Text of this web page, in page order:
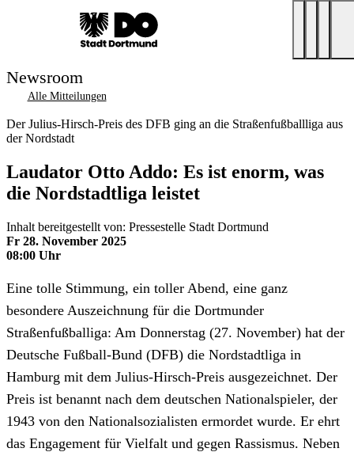
Newsroom
Alle Mitteilungen
Der Julius-Hirsch-Preis des DFB ging an die Straßenfußballliga aus
der Nordstadt
Laudator Otto Addo: Es ist enorm, was
die Nordstadtliga leistet
Inhalt bereitgestellt von: Pressestelle Stadt Dortmund
Fr 28. November 2025
08:00 Uhr
Eine tolle Stimmung, ein toller Abend, eine ganz
besondere Auszeichnung für die Dortmunder
Straßenfußballiga: Am Donnerstag (27. November) hat der
Deutsche Fußball-Bund (DFB) die Nordstadtliga in
Hamburg mit dem Julius-Hirsch-Preis ausgezeichnet. Der
Preis ist benannt nach dem deutschen Nationalspieler, der
1943 von den Nationalsozialisten ermordet wurde. Er ehrt
das Engagement für Vielfalt und gegen Rassismus. Neben